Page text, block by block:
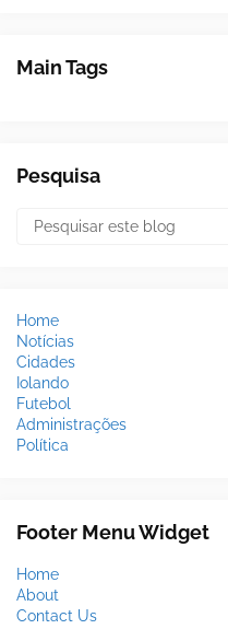
Main Tags
Pesquisa
Home
Notícias
Cidades
Iolando
Futebol
Administrações
Política
Footer Menu Widget
Home
About
Contact Us